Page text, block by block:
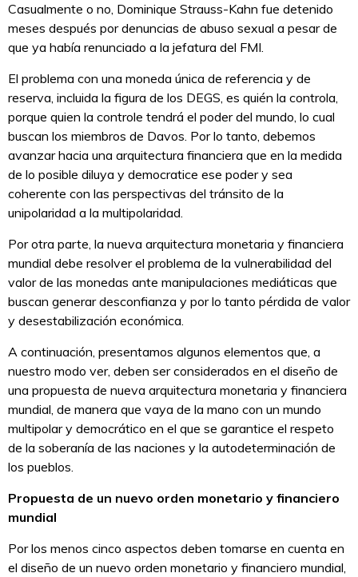
Casualmente o no, Dominique Strauss-Kahn fue detenido
meses después por denuncias de abuso sexual a pesar de
que ya había renunciado a la jefatura del FMI.
El problema con una moneda única de referencia y de
reserva, incluida la figura de los DEGS, es quién la controla,
porque quien la controle tendrá el poder del mundo, lo cual
buscan los miembros de Davos. Por lo tanto, debemos
avanzar hacia una arquitectura financiera que en la medida
de lo posible diluya y democratice ese poder y sea
coherente con las perspectivas del tránsito de la
unipolaridad a la multipolaridad.
Por otra parte, la nueva arquitectura monetaria y financiera
mundial debe resolver el problema de la vulnerabilidad del
valor de las monedas ante manipulaciones mediáticas que
buscan generar desconfianza y por lo tanto pérdida de valor
y desestabilización económica.
A continuación, presentamos algunos elementos que, a
nuestro modo ver, deben ser considerados en el diseño de
una propuesta de nueva arquitectura monetaria y financiera
mundial, de manera que vaya de la mano con un mundo
multipolar y democrático en el que se garantice el respeto
de la soberanía de las naciones y la autodeterminación de
los pueblos.
Propuesta de un nuevo orden monetario y financiero
mundial
Por los menos cinco aspectos deben tomarse en cuenta en
el diseño de un nuevo orden monetario y financiero mundial,